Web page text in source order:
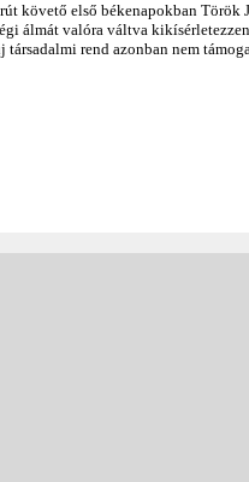
követő első békenapokban Török
álmát valóra váltva
társadalmi rend azonban nem